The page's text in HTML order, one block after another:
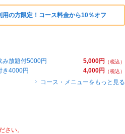
の方限定！コース料金から10％オフ
5,000円
（税込）
み放題付5000円
4,000円
（税込）
き4000円
コース・メニューをもっと見る
さい。